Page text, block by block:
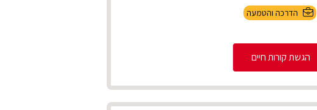
הדרכה והטמעה
הגשת קורות חיים